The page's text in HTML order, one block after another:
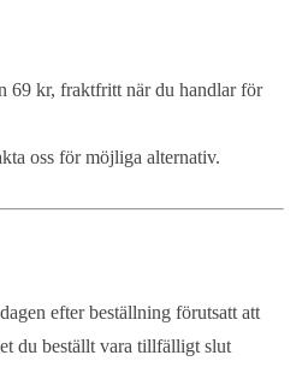
69 kr, fraktfritt när du handlar för
oss för möjliga alternativ.
efter beställning förutsatt att
du beställt vara tillfälligt slut